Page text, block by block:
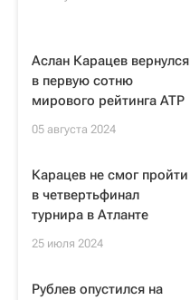
Аслан Карацев вернулся
в первую сотню
мирового рейтинга ATP
05 августа 2024
Карацев не смог пройти
в четвертьфинал
турнира в Атланте
25 июля 2024
Рублев опустился на